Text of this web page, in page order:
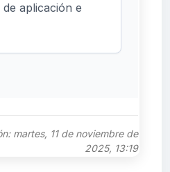
aplicación e
martes, 11 de noviembre de
2025, 13:19